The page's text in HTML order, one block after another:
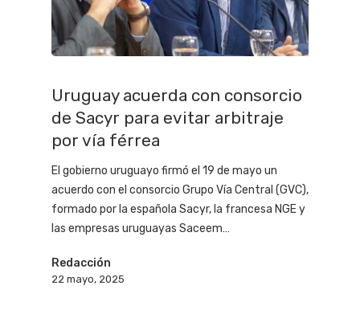
Uruguay acuerda con consorcio
de Sacyr para evitar arbitraje
por vía férrea
El gobierno uruguayo firmó el 19 de mayo un
acuerdo con el consorcio Grupo Vía Central (GVC),
formado por la española Sacyr, la francesa NGE y
las empresas uruguayas Saceem…
Redacción
22 mayo, 2025